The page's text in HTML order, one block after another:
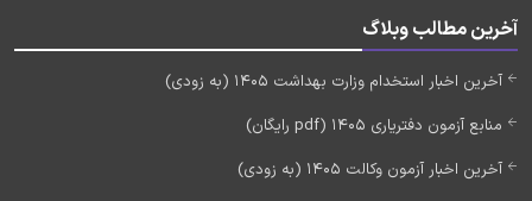
آخرین مطالب وبلاگ
آخرین اخبار استخدام وزارت بهداشت 1405 (به زودی)
منابع آزمون دفتریاری 1405 (pdf رایگان)
آخرین اخبار آزمون وکالت 1405 (به زودی)